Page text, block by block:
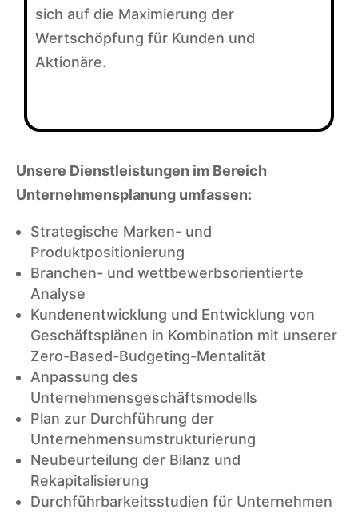
sich auf die Maximierung der
Wertschöpfung für Kunden und
Aktionäre.
Unsere Dienstleistungen im Bereich
Unternehmensplanung umfassen:
Strategische Marken- und
Produktpositionierung
Branchen- und wettbewerbsorientierte
Analyse
Kundenentwicklung und Entwicklung von
Geschäftsplänen in Kombination mit unserer
Zero-Based-Budgeting-Mentalität
Anpassung des
Unternehmensgeschäftsmodells
Plan zur Durchführung der
Unternehmensumstrukturierung
Neubeurteilung der Bilanz und
Rekapitalisierung
Durchführbarkeitsstudien für Unternehmen